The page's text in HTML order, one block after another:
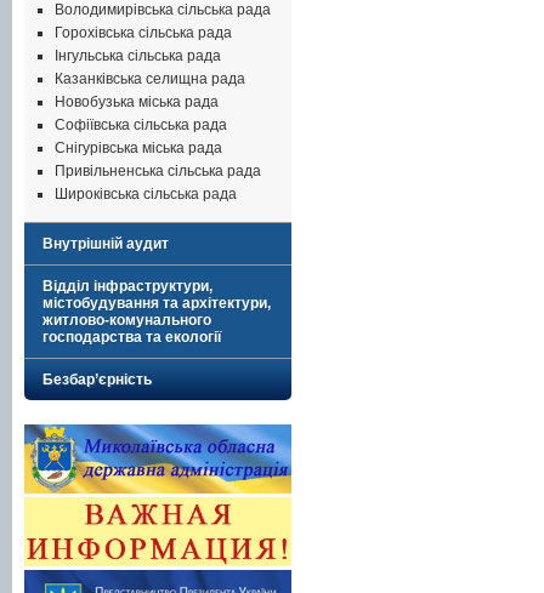
Володимирівська сільська рада
Горохівська сільська рада
Інгульська сільська рада
Казанківська селищна рада
Новобузька міська рада
Софіївська сільська рада
Снігурівська міська рада
Привільненська сільська рада
Широківська сільська рада
Внутрішній аудит
Відділ інфраструктури,
містобудування та архітектури,
житлово-комунального
господарства та екології
Безбар’єрність